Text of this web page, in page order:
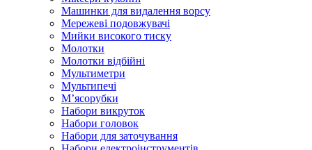
Машинки для видалення ворсу
Мережеві подовжувачі
Мийки високого тиску
Молотки
Молотки відбійні
Мультиметри
Мультипечі
М’ясорубки
Набори викруток
Набори головок
Набори для заточування